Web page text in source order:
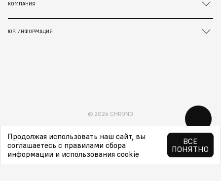
КОМПАНИЯ
ЮР. ИНФОРМАЦИЯ
© 2026 CHRONO
Продолжая использовать наш сайт, вы
соглашаетесь с правилами сбора
информации и использования cookie
ВСЕ
ПОНЯТНО